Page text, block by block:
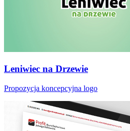
Leniwiec na Drzewie
Propozycja koncepcyjna logo